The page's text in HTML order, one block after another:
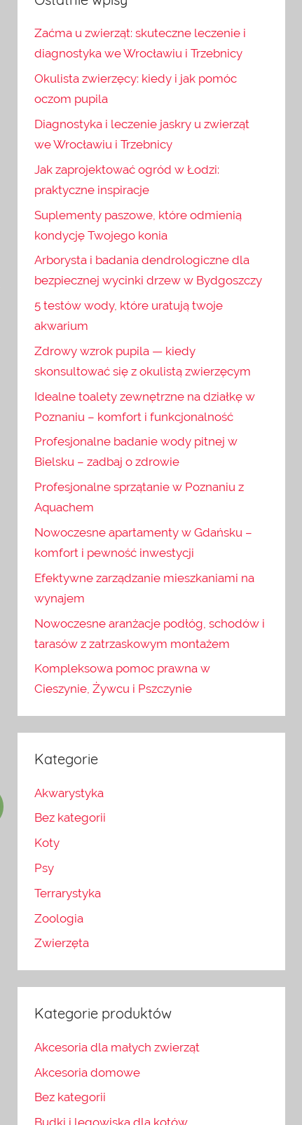
Zaćma u zwierząt: skuteczne leczenie i
diagnostyka we Wrocławiu i Trzebnicy
Okulista zwierzęcy: kiedy i jak pomóc
oczom pupila
Diagnostyka i leczenie jaskry u zwierząt
we Wrocławiu i Trzebnicy
Jak zaprojektować ogród w Łodzi:
praktyczne inspiracje
Suplementy paszowe, które odmienią
kondycję Twojego konia
Arborysta i badania dendrologiczne dla
bezpiecznej wycinki drzew w Bydgoszczy
5 testów wody, które uratują twoje
akwarium
Zdrowy wzrok pupila — kiedy
skonsultować się z okulistą zwierzęcym
Idealne toalety zewnętrzne na działkę w
Poznaniu – komfort i funkcjonalność
Profesjonalne badanie wody pitnej w
Bielsku – zadbaj o zdrowie
Profesjonalne sprzątanie w Poznaniu z
Aquachem
Nowoczesne apartamenty w Gdańsku –
komfort i pewność inwestycji
Efektywne zarządzanie mieszkaniami na
wynajem
Nowoczesne aranżacje podłóg, schodów i
tarasów z zatrzaskowym montażem
Kompleksowa pomoc prawna w
Cieszynie, Żywcu i Pszczynie
Kategorie
Akwarystyka
Bez kategorii
Koty
Psy
Terrarystyka
Zoologia
Zwierzęta
Kategorie produktów
Akcesoria dla małych zwierząt
Akcesoria domowe
Bez kategorii